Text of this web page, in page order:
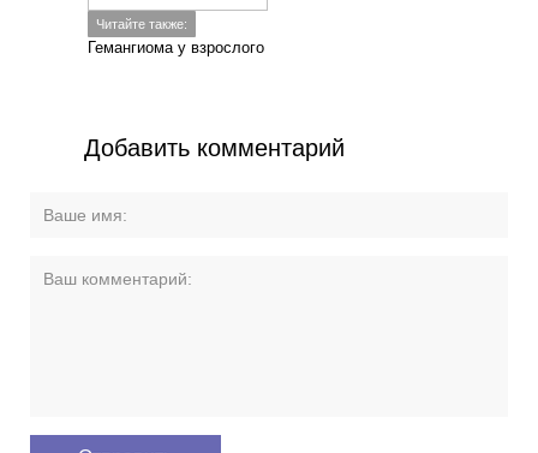
Читайте также:
Гемангиома у взрослого
Добавить комментарий